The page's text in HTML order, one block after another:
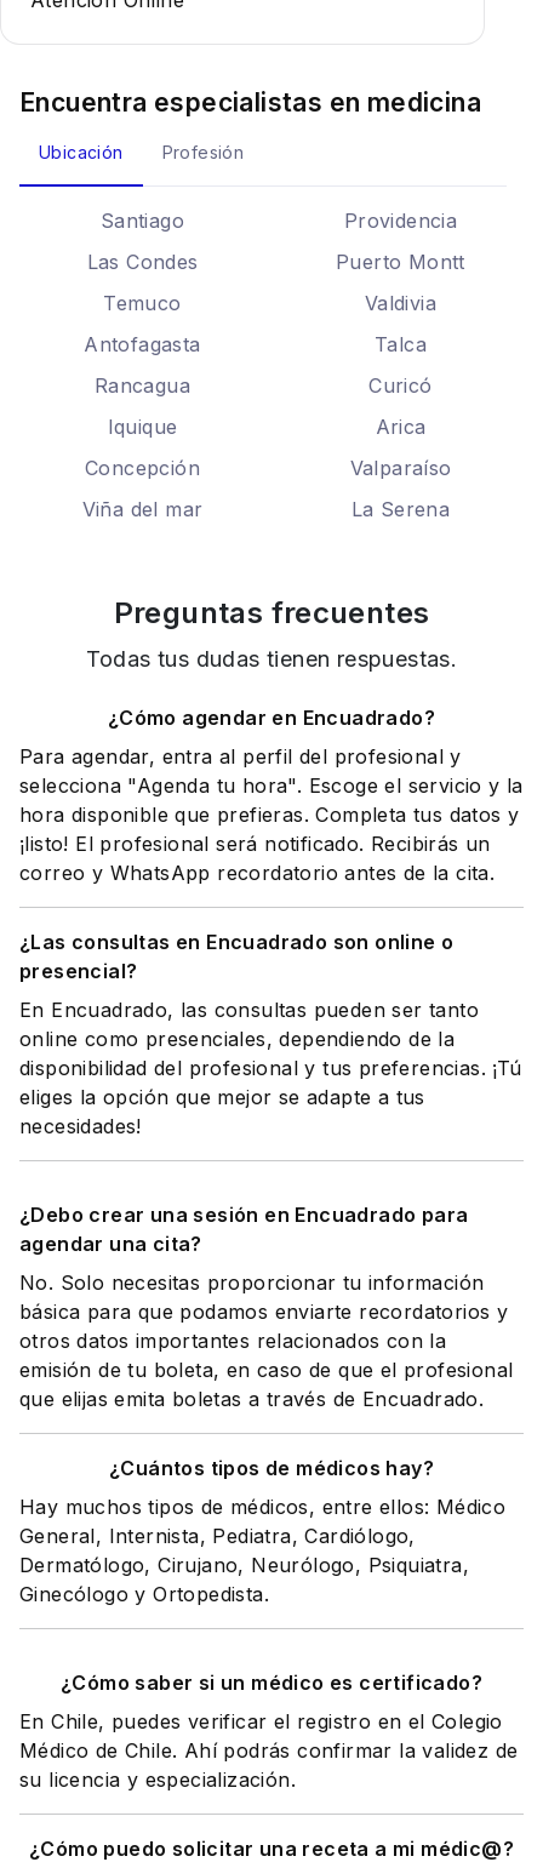
Encuentra especialistas en medicina
Ubicación Profesión
Santiago
Providencia
Las Condes
Puerto Montt
Temuco
Valdivia
Antofagasta
Talca
Rancagua
Curicó
Iquique
Arica
Concepción
Valparaíso
Viña del mar
La Serena
Preguntas frecuentes
Todas tus dudas tienen respuestas.
¿Cómo agendar en Encuadrado?
Para agendar, entra al perfil del profesional y
selecciona "Agenda tu hora". Escoge el servicio y la
hora disponible que prefieras. Completa tus datos y
¡listo! El profesional será notificado. Recibirás un
correo y WhatsApp recordatorio antes de la cita.
¿Las consultas en Encuadrado son online o
presencial?
En Encuadrado, las consultas pueden ser tanto
online como presenciales, dependiendo de la
disponibilidad del profesional y tus preferencias. ¡Tú
eliges la opción que mejor se adapte a tus
necesidades!
¿Debo crear una sesión en Encuadrado para
agendar una cita?
No. Solo necesitas proporcionar tu información
básica para que podamos enviarte recordatorios y
otros datos importantes relacionados con la
emisión de tu boleta, en caso de que el profesional
que elijas emita boletas a través de Encuadrado.
¿Cuántos tipos de médicos hay?
Hay muchos tipos de médicos, entre ellos: Médico
General, Internista, Pediatra, Cardiólogo,
Dermatólogo, Cirujano, Neurólogo, Psiquiatra,
Ginecólogo y Ortopedista.
¿Cómo saber si un médico es certificado?
En Chile, puedes verificar el registro en el Colegio
Médico de Chile. Ahí podrás confirmar la validez de
su licencia y especialización.
¿Cómo puedo solicitar una receta a mi médic@?